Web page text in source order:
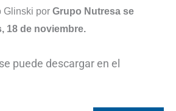
Glinski por Grupo Nutresa se
18 de noviembre.
puede descargar en el